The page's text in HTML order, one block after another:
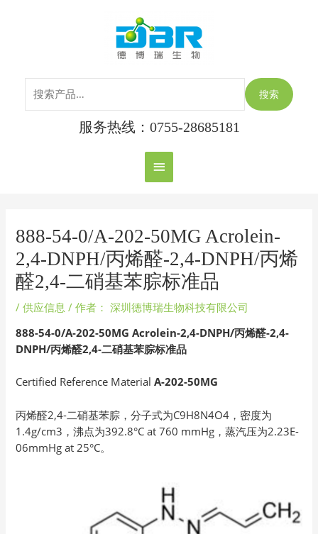
主
菜
单
搜索
服务热线：0755-28685181
888-54-0/A-202-50MG Acrolein-
2,4-DNPH/丙烯醛-2,4-DNPH/丙烯
醛2,4-二硝基苯腙标准品
/供应信息 / 作者： 深圳德博瑞生物科技有限公司
888-54-0/A-202-50MG Acrolein-2,4-DNPH/丙烯醛-2,4-
DNPH/丙烯醛2,4-二硝基苯腙标准品
Certified Reference MaterialA-202-50MG
丙烯醛2,4-二硝基苯腙，分子式为C9H8N4O4，密度为
1.4g/cm3，沸点为392.8°C at 760 mmHg，蒸汽压为2.23E-
06mmHg at 25°C。